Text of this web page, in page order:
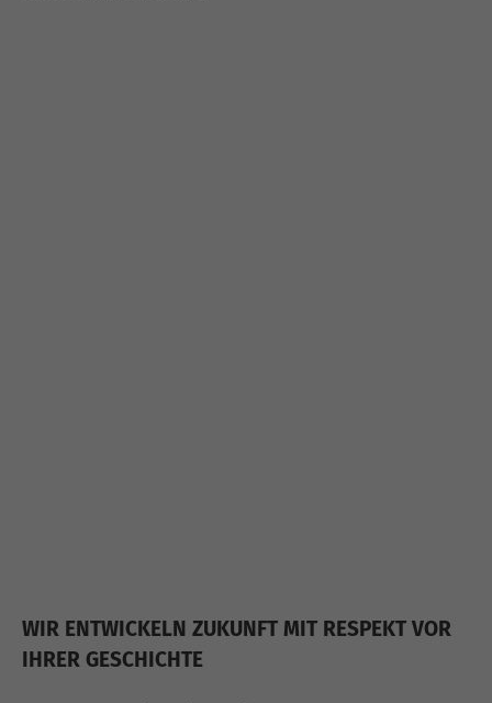
WIR ENTWICKELN ZUKUNFT MIT RESPEKT VOR
IHRER GESCHICHTE